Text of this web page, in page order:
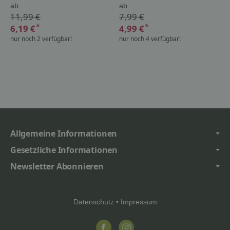
ab
11,99 €
6,19 €*
nur noch 2 verfügbar!
ab
7,99 €
4,99 €*
nur noch 4 verfügbar!
Allgemeine Informationen
Gesetzliche Informationen
Newsletter Abonnieren
Datenschutz • Impressum